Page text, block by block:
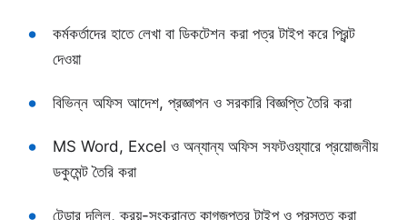
কর্মকর্তাদের হাতে লেখা বা ডিকটেশন করা পত্র টাইপ করে প্রিন্ট
দেওয়া
বিভিন্ন অফিস আদেশ, প্রজ্ঞাপন ও সরকারি বিজ্ঞপ্তি তৈরি করা
MS Word, Excel ও অন্যান্য অফিস সফটওয়্যারে প্রয়োজনীয়
ডকুমেন্ট তৈরি করা
টেন্ডার দলিল, ক্রয়-সংক্রান্ত কাগজপত্র টাইপ ও প্রস্তুত করা